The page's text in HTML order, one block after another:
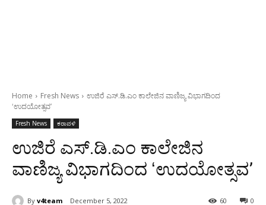
Home Fresh News
ಉಜಿರೆ ಎಸ್.ಡಿ.ಎಂ ಕಾಲೇಜಿನ ವಾಣಿಜ್ಯ ವಿಭಾಗದಿಂದ
ʻಉದಯೋತ್ಸವʼ
Fresh News ಕರಾವಳಿ
ಉಜಿರೆ ಎಸ್.ಡಿ.ಎಂ ಕಾಲೇಜಿನ
ವಾಣಿಜ್ಯ ವಿಭಾಗದಿಂದ ʻಉದಯೋತ್ಸವʼ
By v4team December 5, 2022 0
60